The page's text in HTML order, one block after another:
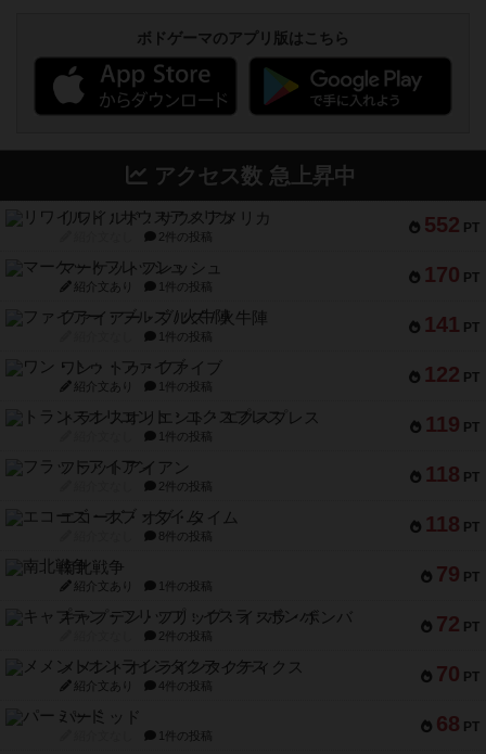
ボドゲーマのアプリ版はこちら
アクセス数 急上昇中
552 PT
リワイルド：サウスアメリカ
2件の投稿
170 PT
マーケットフレッシュ
紹介文あり 1件の投稿
141 PT
ファイアー・ブルズ / 火牛陣
1件の投稿
122 PT
ワン・トゥ・ファイブ
紹介文あり 1件の投稿
119 PT
トランスオリエント・エクスプレス
1件の投稿
118 PT
フラットアイアン
2件の投稿
118 PT
エコーズ・オブ・タイム
8件の投稿
79 PT
南北戦争
紹介文あり 1件の投稿
72 PT
キャプテン・フリップ：イスラ・ボンバ
2件の投稿
70 PT
メメントオンラインタクティクス
紹介文あり 4件の投稿
68 PT
パーミッド
1件の投稿